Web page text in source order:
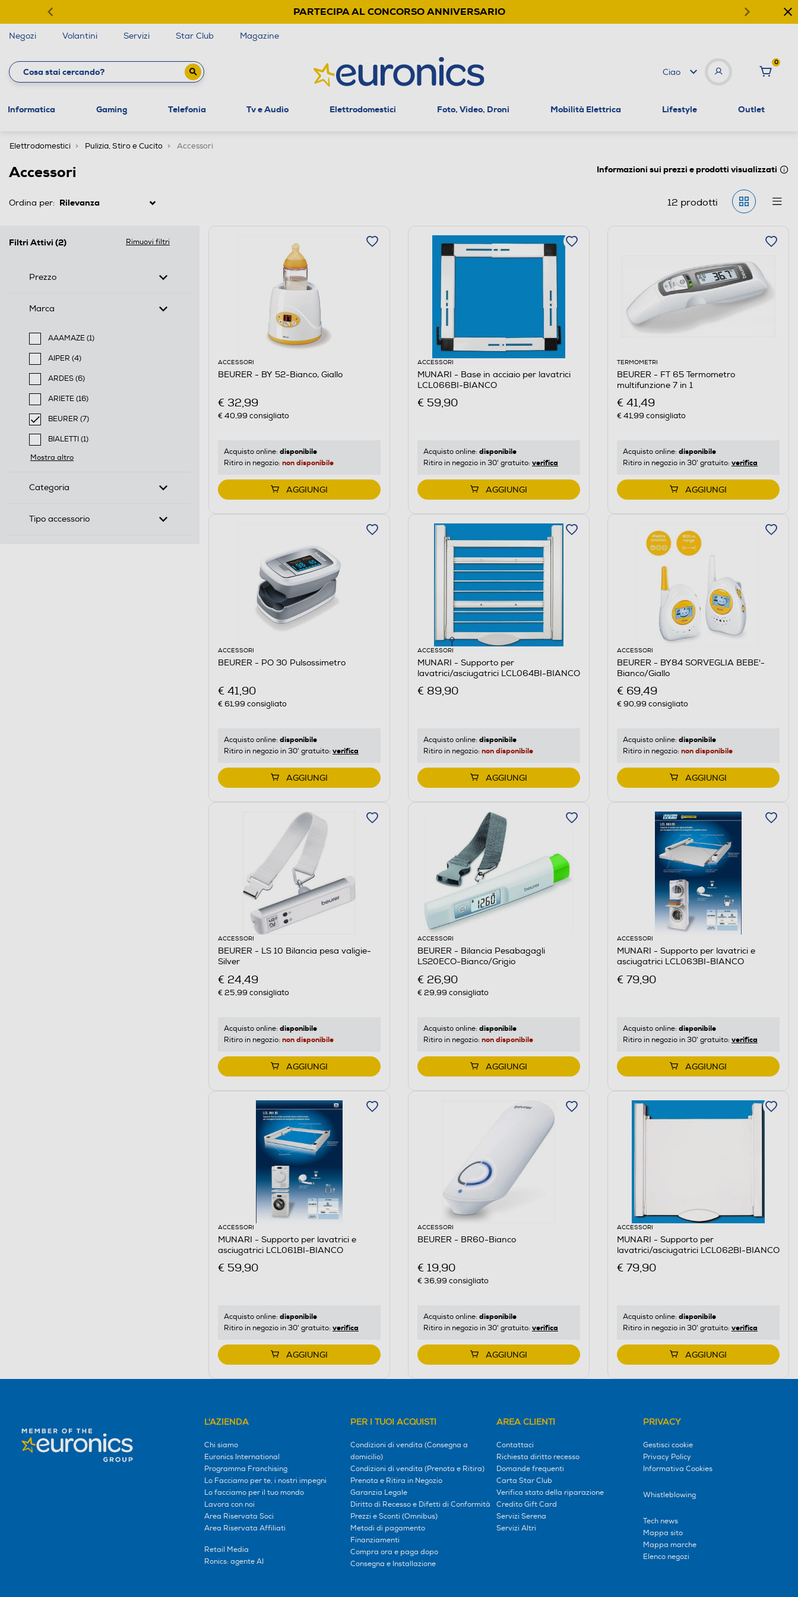
PARTECIPA AL CONCORSO ANNIVERSARIO
Negozi Volantini Servizi Star Club Magazine
Ciao
0
Informatica Gaming Telefonia Tv e Audio Elettrodomestici Foto, Video, Droni Mobilità Elettrica Lifestyle Outlet
Elettrodomestici Pulizia, Stiro e Cucito Accessori
Accessori Informazioni sui prezzi e prodotti visualizzati
Ordina per: 12 prodotti
Filtri Attivi (2) Rimuovi filtri
Prezzo
Marca
AAAMAZE (1)
Filtra per Marca: AAAMAZE
AIPER (4)
Filtra per Marca: AIPER
ARDES (6)
Filtra per Marca: ARDES
ARIETE (16)
Filtra per Marca: ARIETE
BEURER (7)
selected Filtro applicato per Marca: BEURER
BIALETTI (1)
Filtra per Marca: BIALETTI
Mostra altro
Categoria
Tipo accessorio
ACCESSORI
BEURER - BY 52-Bianco, Giallo
€ 32,99
€ 40,99 consigliato
Acquisto online: disponibile
Ritiro in negozio: non disponibile
AGGIUNGI
ACCESSORI
MUNARI - Base in acciaio per lavatrici
LCL066BI-BIANCO
€ 59,90
Acquisto online: disponibile
Ritiro in negozio in 30' gratuito: verifica
AGGIUNGI
TERMOMETRI
BEURER - FT 65 Termometro
multifunzione 7 in 1
€ 41,49
€ 41,99 consigliato
Acquisto online: disponibile
Ritiro in negozio in 30' gratuito: verifica
AGGIUNGI
ACCESSORI
BEURER - PO 30 Pulsossimetro
€ 41,90
€ 61,99 consigliato
Acquisto online: disponibile
Ritiro in negozio in 30' gratuito: verifica
AGGIUNGI
ACCESSORI
MUNARI - Supporto per
lavatrici/asciugatrici LCL064BI-BIANCO
€ 89,90
Acquisto online: disponibile
Ritiro in negozio: non disponibile
AGGIUNGI
ACCESSORI
BEURER - BY84 SORVEGLIA BEBE'-
Bianco/Giallo
€ 69,49
€ 90,99 consigliato
Acquisto online: disponibile
Ritiro in negozio: non disponibile
AGGIUNGI
ACCESSORI
BEURER - LS 10 Bilancia pesa valigie-
Silver
€ 24,49
€ 25,99 consigliato
Acquisto online: disponibile
Ritiro in negozio: non disponibile
AGGIUNGI
ACCESSORI
BEURER - Bilancia Pesabagagli
LS20ECO-Bianco/Grigio
€ 26,90
€ 29,99 consigliato
Acquisto online: disponibile
Ritiro in negozio: non disponibile
AGGIUNGI
ACCESSORI
MUNARI - Supporto per lavatrici e
asciugatrici LCL063BI-BIANCO
€ 79,90
Acquisto online: disponibile
Ritiro in negozio in 30' gratuito: verifica
AGGIUNGI
ACCESSORI
MUNARI - Supporto per lavatrici e
asciugatrici LCL061BI-BIANCO
€ 59,90
Acquisto online: disponibile
Ritiro in negozio in 30' gratuito: verifica
AGGIUNGI
ACCESSORI
BEURER - BR60-Bianco
€ 19,90
€ 36,99 consigliato
Acquisto online: disponibile
Ritiro in negozio in 30' gratuito: verifica
AGGIUNGI
ACCESSORI
MUNARI - Supporto per
lavatrici/asciugatrici LCL062BI-BIANCO
€ 79,90
Acquisto online: disponibile
Ritiro in negozio in 30' gratuito: verifica
AGGIUNGI
L'AZIENDA
Chi siamo
Euronics International
Programma Franchising
Lo Facciamo per te, i nostri impegni
Lo facciamo per il tuo mondo
Lavora con noi
Area Riservata Soci
Area Riservata Affiliati
Retail Media
Ronics: agente AI
PER I TUOI ACQUISTI
Condizioni di vendita (Consegna a
domicilio)
Condizioni di vendita (Prenota e Ritira)
Prenota e Ritira in Negozio
Garanzia Legale
Diritto di Recesso e Difetti di Conformità
Prezzi e Sconti (Omnibus)
Metodi di pagamento
Finanziamenti
Compra ora e paga dopo
Consegna e Installazione
AREA CLIENTI
Contattaci
Richiesta diritto recesso
Domande frequenti
Carta Star Club
Verifica stato della riparazione
Credito Gift Card
Servizi Serena
Servizi Altri
PRIVACY
Gestisci cookie
Privacy Policy
Informativa Cookies
Whistleblowing
Tech news
Mappa sito
Mappa marche
Elenco negozi